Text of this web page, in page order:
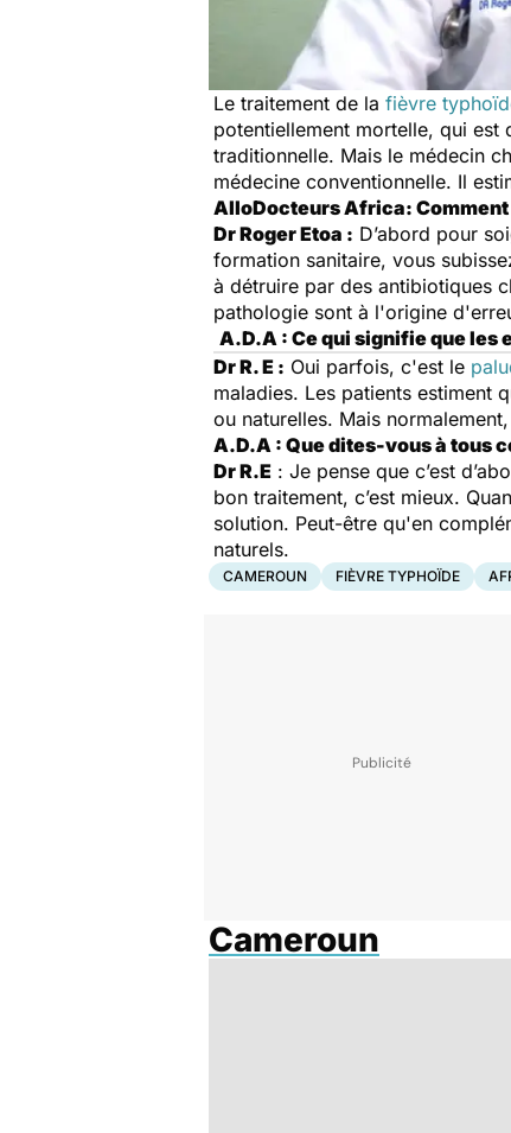
Le traitement de la fièvre
potentiellement mortelle, qui est
traditionnelle. Mais le médecin
médecine conventionnelle. Il
AlloDocteurs Africa:
Dr Roger Etoa : D’abord pour
formation sanitaire, vous
à détruire par des antibiotiques
pathologie sont à l'origine
A.D.A : Ce qui signifie que les
Dr R. E : Oui parfois, c'est le
maladies. Les patients estiment
ou naturelles. Mais
A.D.A : Que dites-vous à tous
Dr R.E : Je pense que c’est
bon traitement, c’est mieux.
solution. Peut-être qu'en
naturels.
CAMEROUN FIÈVRE TYPHOÏDE
Cameroun